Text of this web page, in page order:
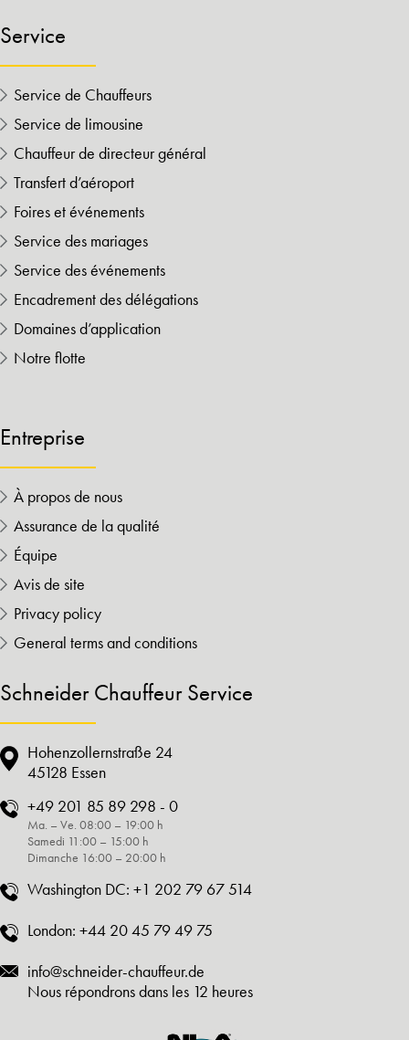
Service
Service de Chauffeurs
Service de limousine
Chauffeur de directeur général
Transfert d’aéroport
Foires et événements
Service des mariages
Service des événements
Encadrement des délégations
Domaines d’application
Notre flotte
Entreprise
À propos de nous
Assurance de la qualité
Équipe
Avis de site
Privacy policy
General terms and conditions
Schneider Chauffeur Service
Hohenzollernstraße 24
45128 Essen
+49 201 85 89 298 - 0
Ma. – Ve. 08:00 – 19:00 h
Samedi 11:00 – 15:00 h
Dimanche 16:00 – 20:00 h
Washington DC: +1 202 79 67 514
London: +44 20 45 79 49 75
info@schneider-chauffeur.de
Nous répondrons dans les 12 heures